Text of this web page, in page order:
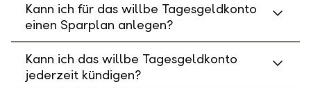
Kann ich für das willbe Tagesgeldkonto
einen Sparplan anlegen?
Kann ich das willbe Tagesgeldkonto
jederzeit kündigen?